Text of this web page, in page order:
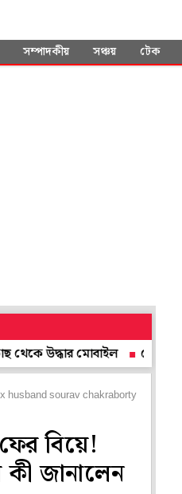
সম্পাদকীয় সঞ্চয় টেক
ছেলে হওয়ার পর
sourav chakraborty got
বিয়ে!
জানালেন